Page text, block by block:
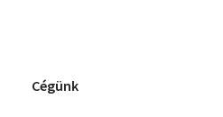
Cégünk